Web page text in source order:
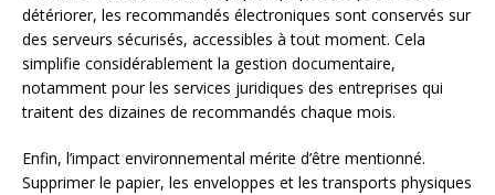
détériorer, les recommandés électroniques sont conservés sur
des serveurs sécurisés, accessibles à tout moment. Cela
simplifie considérablement la gestion documentaire,
notamment pour les services juridiques des entreprises qui
traitent des dizaines de recommandés chaque mois.
Enfin, l’impact environnemental mérite d’être mentionné.
Supprimer le papier, les enveloppes et les transports physiques